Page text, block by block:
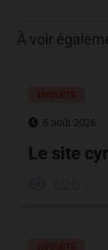
À voir
6 août 2026
Le site